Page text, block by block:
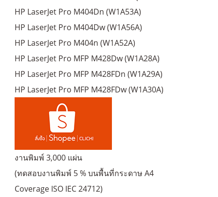
HP LaserJet Pro M404Dn (W1A53A)
HP LaserJet Pro M404Dw (W1A56A)
HP LaserJet Pro M404n (W1A52A)
HP LaserJet Pro MFP M428Dw (W1A28A)
HP LaserJet Pro MFP M428FDn (W1A29A)
HP LaserJet Pro MFP M428FDw (W1A30A)
งานพิมพ์ 3,000 แผ่น
(ทดสอบงานพิมพ์ 5 % บนพื้นที่กระดาษ A4
Coverage ISO IEC 24712)